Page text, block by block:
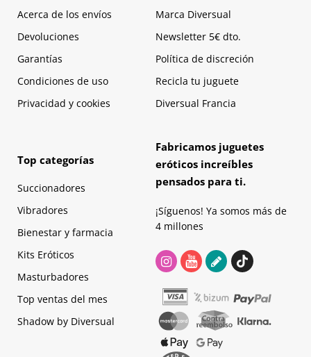
Acerca de los envíos
Devoluciones
Garantías
Condiciones de uso
Privacidad y cookies
Marca Diversual
Newsletter 5€ dto.
Política de discreción
Recicla tu juguete
Diversual Francia
Top categorías
Succionadores
Vibradores
Bienestar y farmacia
Kits Eróticos
Masturbadores
Top ventas del mes
Shadow by Diversual
Fabricamos juguetes
eróticos increíbles
pensados para ti.
¡Síguenos! Ya somos más de
4 millones